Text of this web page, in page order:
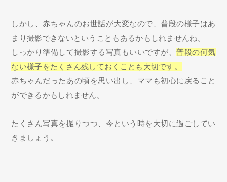
しかし、赤ちゃんのお世話が大変なので、普段の様子はあ
まり撮影できないということもあるかもしれませんね。
しっかり準備して撮影する写真もいいですが、普段の何気
ない様子をたくさん残しておくことも大切です。
赤ちゃんだったあの頃を思い出し、ママも初心に戻ること
ができるかもしれません。
たくさん写真を撮りつつ、今という時を大切に過ごしてい
きましょう。